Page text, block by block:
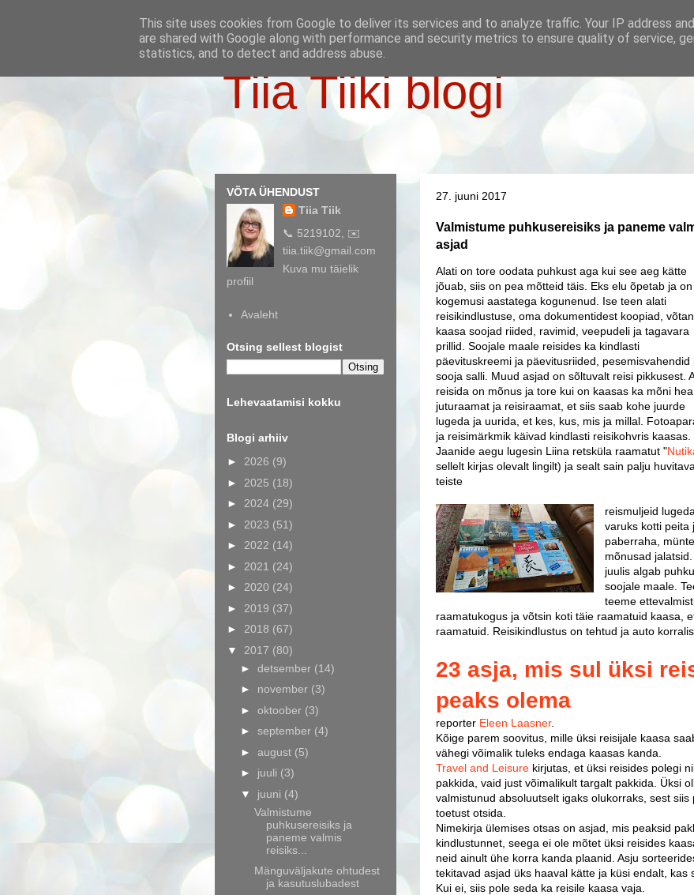
Tiia Tiiki blogi
27. juuni 2017
Valmistume puhkusereisiks ja paneme
asjad
Alati on tore oodata puhkust aga kui see aeg kätte
jõuab, siis on pea mõtteid täis. Eks elu õpetab ja on
kogemusi aastatega kogunenud. Ise teen alati
reisikindlustuse, oma dokumentidest koopiad, võtan
kaasa soojad riided, ravimid, veepudeli ja tagavara
prillid. Soojale maale reisides ka kindlasti
päevituskreemi ja päevitusriided, pesemisvahendid
sooja salli. Muud asjad on sõltuvalt reisi pikkusest.
reisida on mõnus ja tore kui on kaasas ka mõni hea
juturaamat ja reisiraamat, et siis saab kohe juurde
lugeda ja uurida, et kes, kus, mis ja millal.
ja reisimärkmik käivad kindlasti reisikohvris kaasas.
Jaanide aegu lugesin Liina retsküla raamatut "
sellelt kirjas olevalt lingilt) ja sealt sain palju
teiste
reismuljeid
varuks kotti peita
paberraha,
mõnusad jalatsid.
juulis algab
soojale maale.
teeme
raamatukogus ja võtsin koti täie raamatuid kaasa,
raamatuid. Reisikindlustus on tehtud ja auto
23 asja, mis sul üksi
peaks olema
reporter Eleen Laasner.
Kõige parem soovitus, mille üksi reisijale kaasa
vähegi võimalik tuleks endaga kaasas kanda.
Travel and Leisure kirjutas, et üksi reisides polegi
pakkida, vaid just võimalikult targalt pakkida. Üksi
valmistunud absoluutselt igaks olukorraks, sest
toetust otsida.
Nimekirja ülemises otsas on asjad, mis peaksid
kindlustunnet, seega ei ole mõtet üksi reisides
neid ainult ühe korra kanda plaanid. Asju
tekitavad asjad üks haaval kätte ja küsi endalt, kas
Kui ei, siis pole seda ka reisile kaasa vaja.
VÕTA ÜHENDUST
Tiia Tiik
📞 5219102, ✉️
tiia.tiik@gmail.com
Kuva mu täielik
profiil
Avaleht
Otsing sellest blogist
Lehevaatamisi kokku
Blogi arhiiv
► 2026 (9)
► 2025 (18)
► 2024 (29)
► 2023 (51)
► 2022 (14)
► 2021 (24)
► 2020 (24)
► 2019 (37)
► 2018 (67)
▼ 2017 (80)
► detsember (14)
► november (3)
► oktoober (3)
► september (4)
► august (5)
► juuli (3)
▼ juuni (4)
Valmistume
puhkusereisiks ja
paneme valmis
reisiks...
Mänguväljakute ohtudest
ja kasutuslubadest
This site uses cookies from Google to deliver its services and to analyze traffic. Your IP address
are shared with Google along with performance and security metrics to ensure quality of service,
statistics, and to detect and address abuse.